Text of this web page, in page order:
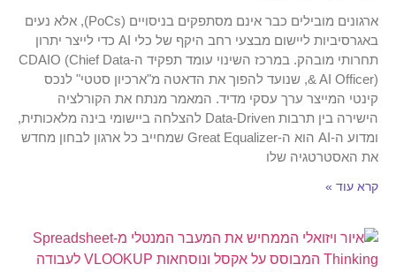
ארגונים מובילים כבר אינם מסתפקים בניסויים (PoCs), אלא נעים
באגרסיביות ליישום מבצעי רחב היקף של כלי AI כדי לייצר יתרון
תחרותי מובהק. במרכז השינוי עומד תפקיד ה-CDAIO (Chief Data
& AI Officer), שנועד להפוך את הדאטה מ"ארכיון סטטי" לנכס
קינטי המייצר ערך עסקי מדיד. המאמר מנתח את הקורלציה
הישירה בין תרבות Data-Driven להצלחה ביישומי בינה מלאכותית,
ומדוע ה-AI הוא ה-Great Equalizer שמחייב כל ארגון לבחון מחדש
את האסטרטגיה שלו
קרא עוד »